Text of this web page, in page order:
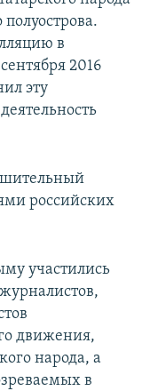
в
2016
эту
российских
участились
движения,
народа, а
в